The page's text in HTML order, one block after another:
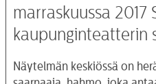
marraskuussa 2017
kaupunginteatterin
Näytelmän keskiössä on